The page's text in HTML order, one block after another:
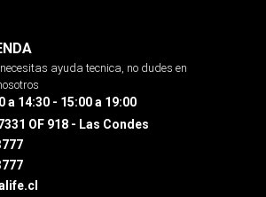
ayuda tecnica, no dudes en
a 14:30 - 15:00 a 19:00
OF 918 - Las Condes